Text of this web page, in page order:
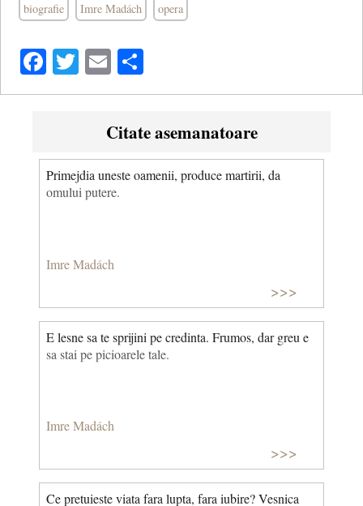
biografie Imre Madách opera
Facebook
Twitter
Email
Citate asemanatoare
Primejdia uneste oamenii, produce martirii, da
omului putere.
Imre Madách
>>>
E lesne sa te sprijini pe credinta. Frumos, dar greu e
sa stai pe picioarele tale.
Imre Madách
>>>
Ce pretuieste viata fara lupta, fara iubire? Vesnica